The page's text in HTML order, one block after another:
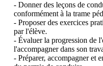
- Donner des leçons de
conformément à la trame
- Proposer des exercices
par l'élève.
- Évaluer la progression de
l'accompagner dans son
- Préparer, accompagner et